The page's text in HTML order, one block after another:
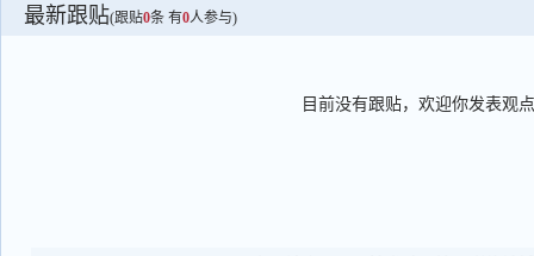
最新跟贴(跟贴0条 有0人参与)
目前没有跟贴，欢迎你发表观点